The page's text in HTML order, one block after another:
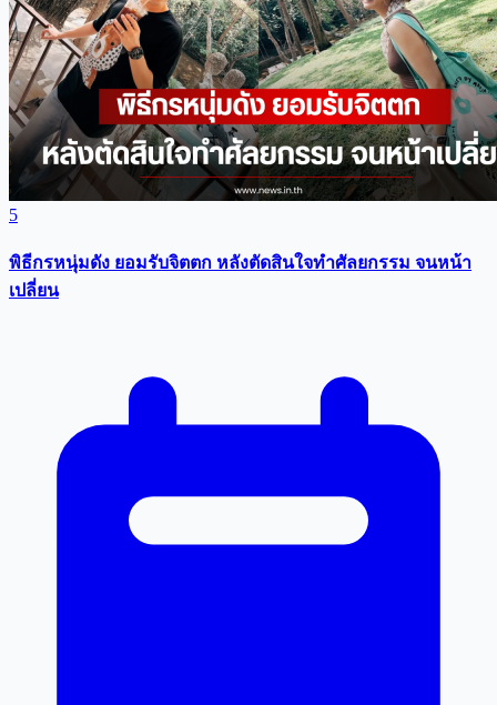
5
พิธีกรหนุ่มดัง ยอมรับจิตตก หลังตัดสินใจทำศัลยกรรม จนหน้า
เปลี่ยน